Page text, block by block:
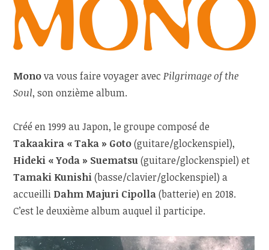
Monova vous faire voyager avecPilgrimage of the
Soul, son onzième album.
Créé en 1999 au Japon, le groupe composé de
Takaakira « Taka » Goto(guitare/glockenspiel),
Hideki « Yoda » Suematsu(guitare/glockenspiel) et
Tamaki Kunishi(basse/clavier/glockenspiel) a
accueilli Dahm Majuri Cipolla(batterie) en 2018.
C’est le deuxième album auquel il participe.